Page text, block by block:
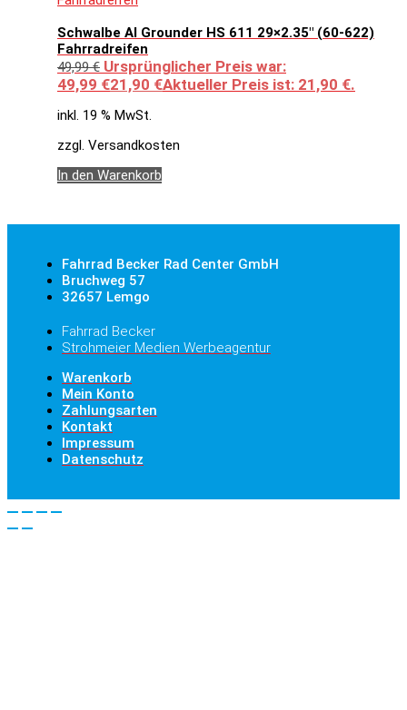
Schwalbe Al Grounder HS 611 29×2.35″ (60-622)
Fahrradreifen
49,99€ Ursprünglicher Preis war:
49,99 €21,90 €Aktueller Preis ist: 21,90 €.
inkl. 19 % MwSt.
zzgl. Versandkosten
In den Warenkorb
Fahrrad Becker Rad Center GmbH
Bruchweg 57
32657 Lemgo
Fahrrad Becker
Strohmeier Medien Werbeagentur
Warenkorb
Mein Konto
Zahlungsarten
Kontakt
Impressum
Datenschutz